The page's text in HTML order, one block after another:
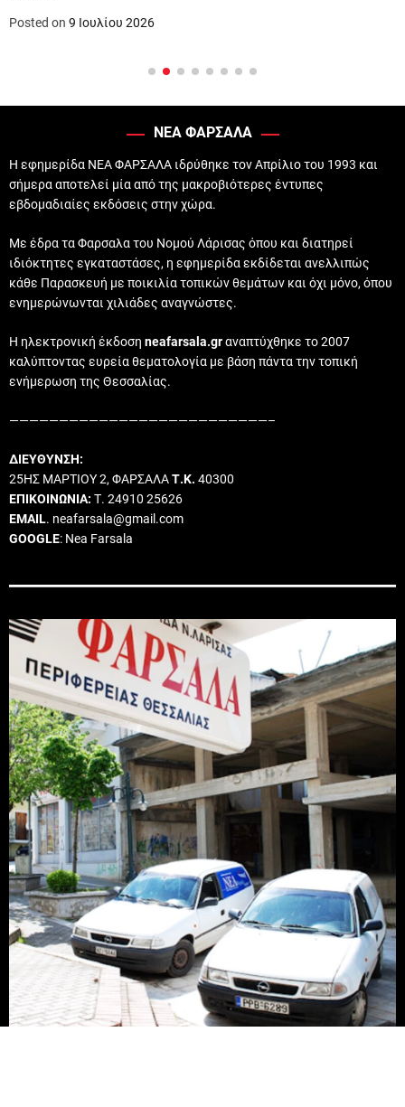
Posted on 9 Ιουλίου 2026
ΝΕΑ ΦΑΡΣΑΛΑ
Η εφημερίδα ΝΕΑ ΦΑΡΣΑΛΑ ιδρύθηκε τον Απρίλιο του 1993 και
σήμερα αποτελεί μία από της μακροβιότερες έντυπες
εβδομαδιαίες εκδόσεις στην χώρα.
Με έδρα τα Φαρσαλα του Νομού Λάρισας όπου και διατηρεί
ιδιόκτητες εγκαταστάσες, η εφημερίδα εκδίδεται ανελλιπώς
κάθε Παρασκευή με ποικιλία τοπικών θεμάτων και όχι μόνο, όπου
ενημερώνωνται χιλιάδες αναγνώστες.
Η ηλεκτρονική έκδοση neafarsala.grαναπτύχθηκε το 2007
καλύπτοντας ευρεία θεματολογία με βάση πάντα την τοπική
ενήμερωση της Θεσσαλίας.
——————————————————————————–
ΔΙΕΥΘΥΝΣΗ:
25ΗΣ ΜΑΡΤΙΟΥ 2, ΦΑΡΣΑΛΑΤ.Κ. 40300
ΕΠΙΚΟΙΝΩΝΙΑ: Τ. 24910 25626
EMAIL. neafarsala@gmail.com
GOOGLE: Nea Farsala